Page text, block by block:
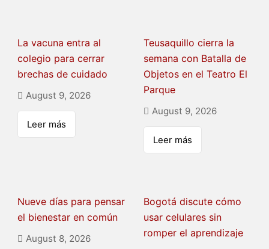
La vacuna entra al
colegio para cerrar
brechas de cuidado
August 9, 2026
Leer más
Teusaquillo cierra la
semana con Batalla de
Objetos en el Teatro El
Parque
August 9, 2026
Leer más
Nueve días para pensar
el bienestar en común
August 8, 2026
Bogotá discute cómo
usar celulares sin
romper el aprendizaje